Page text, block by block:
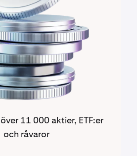
11 000 aktier, ETF:er
och råvaror